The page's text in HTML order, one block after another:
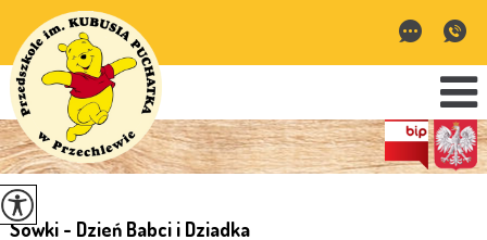
Sówki - Dzień Babci i Dziadka